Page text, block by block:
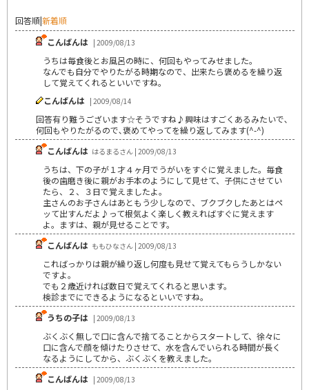
回答順|新着順
こんばんは | 2009/08/13
うちは毎食後とお風呂の時に、何回もやってみせました。
なんでも自分でやりたがる時期なので、出来たら褒めるを繰り返
して覚えてくれるといいですね。
こんばんは | 2009/08/14
回答有り難うございます☆そうですね♪興味はすごくあるみたいで､
何回もやりたがるので､褒めてやってを繰り返してみます(^-^)
こんばんは はるまるさん | 2009/08/13
うちは、下の子が１才４ヶ月でうがいをすぐに覚えました。毎食
後の歯磨き後に親がお手本のようにして見せて、子供にさせてい
たら、２、３日で覚えましたよ。
主さんのお子さんはあともう少しなので、ブクブクしたあとはペ
ッて出すんだよ♪って根気よく楽しく教えればすぐに覚えます
よ。ますは、親が見せることです。
こんばんは ももひなさん | 2009/08/13
こればっかりは親が繰り返し何度も見せて覚えてもらうしかない
ですよ。
でも２歳近ければ数日で覚えてくれると思います。
検診までにできるようになるといいですね。
うちの子は | 2009/08/13
ぶくぶく無しで口に含んで捨てることからスタートして、徐々に
口に含んで顔を傾けたりさせて、水を含んでいられる時間が長く
なるようにしてから、ぶくぶくを教えました。
こんばんは | 2009/08/13